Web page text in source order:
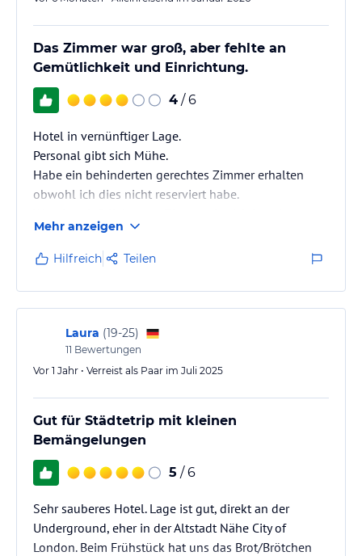
Das Zimmer war groß, aber fehlte an
Gemütlichkeit und Einrichtung.
4 / 6
Hotel in vernünftiger Lage.
Personal gibt sich Mühe.
Habe ein behinderten gerechtes Zimmer erhalten
obwohl ich dies nicht reserviert habe.
gesehen habe. Großes Zimmer, kein Schreibtisch,
dunkel, Bad gewöhnungsbedürftig egal ob man
eingeschränkt ist oder nicht.
Habe mich nicht wohlgefühlt.
Mehr anzeigen
Hilfreich Teilen
Laura (19-25)
11 Bewertungen
Vor 1 Jahr • Verreist als Paar im Juli 2025
Gut für Städtetrip mit kleinen
Bemängelungen
5 / 6
Sehr sauberes Hotel. Lage ist gut, direkt an der
Underground, eher in der Altstadt Nähe City of
London. Beim Frühstück hat uns das Brot/Brötchen